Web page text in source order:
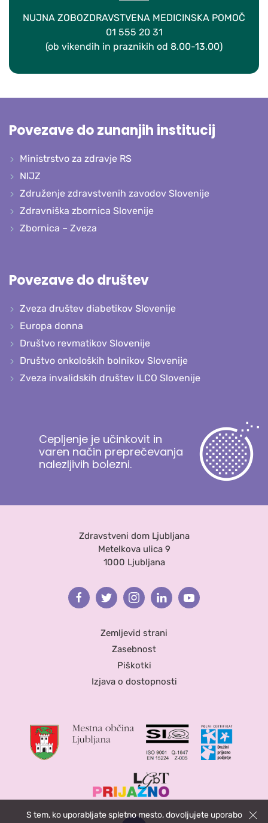
NUJNA ZOBOZDRAVSTVENA MEDICINSKA POMOČ
01 555 20 31
(ob vikendih in praznikih od 8.00-13.00)
Povezave do zunanjih institucij
Ministrstvo za zdravje RS
NIJZ
Združenje zdravstvenih zavodov Slovenije
Zdravniška zbornica Slovenije
Zbornica – Zveza
Povezave do društev
Zveza društev diabetikov Slovenije
Europa donna
Društvo revmatikov Slovenije
Društvo onkoloških bolnikov Slovenije
Zveza invalidskih društev ILCO Slovenije
Cepljenje je učinkovit in
varen način preprečevanja
nalezljivih bolezni.
Zdravstveni dom Ljubljana
Metelkova ulica 9
1000 Ljubljana
FacebookTwitterInstagramLinkedinYoutube
Zemljevid strani
Zasebnost
Piškotki
Izjava o dostopnosti
S tem, ko uporabljate spletno mesto, dovoljujete uporabo
Zapri